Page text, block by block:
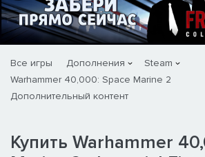
Все игры Дополнения
Steam
Warhammer 40,000: Space Marine 2
Дополнительный контент
Купить Warhammer